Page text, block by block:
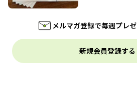
メルマガ登録で毎週プレ
新規会員登録する